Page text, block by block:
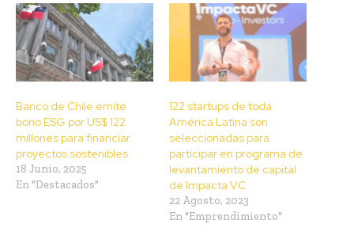
Banco de Chile emite
bono ESG por US$ 122
millones para financiar
proyectos sostenibles
18 Junio, 2025
En "Destacados"
122 startups de toda
América Latina son
seleccionadas para
participar en programa de
levantamiento de capital
de Impacta VC
22 Agosto, 2023
En "Emprendimiento"